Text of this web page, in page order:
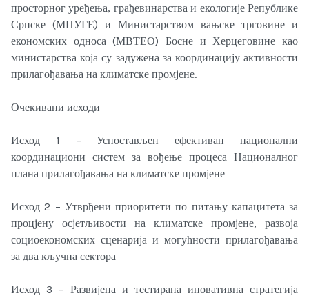
просторног уређења, грађевинарства и екологије Републике
Српске (МПУГЕ) и Министарством вањске трговине и
економских односа (МВТЕО) Босне и Херцеговине као
министарства која су задужена за координацију активности
прилагођавања на климатске промјене.
Очекивани исходи
Исход 1 – Успостављен ефективан национални
координациони систем за вођење процеса Националног
плана прилагођавања на климатске промјене
Исход 2 – Утврђени приоритети по питању капацитета за
процјену осјетљивости на климатске промјене, развоја
социоекономских сценарија и могућности прилагођавања
за два кључна сектора
Исход 3 – Развијена и тестирана иновативна стратегија